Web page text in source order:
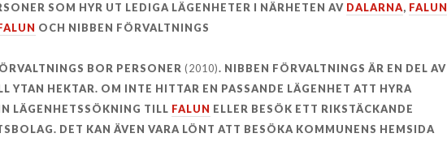
SOM HYR UT LEDIGA LÄGENHETER I NÄRHETEN AV DALARNA, FALUN
OCH NIBBEN FÖRVALTNINGS
BOR PERSONER(2010). NIBBEN FÖRVALTNINGS ÄR EN DEL AV
YTAN HEKTAR. OM INTE HITTAR EN PASSANDE LÄGENHET ATT HYRA
LÄGENHETSSÖKNING TILL FALUN ELLER BESÖK ETT RIKSTÄCKANDE
DET KAN ÄVEN VARA LÖNT ATT BESÖKA KOMMUNENS HEMSIDA